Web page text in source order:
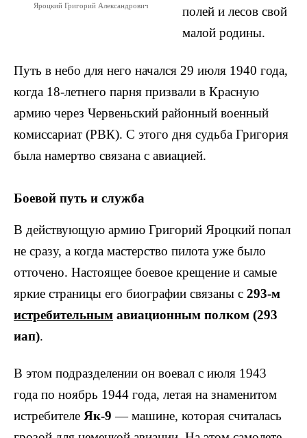
Яроцкий Григорий Александрович
полей и лесов свой
малой родины.
Путь в небо для него начался 29 июля 1940 года,
когда 18-летнего парня призвали в Красную
армию через Червеньский районный военный
комиссариат (РВК). С этого дня судьба Григория
была намертво связана с авиацией.
Боевой путь и служба
В действующую армию Григорий Яроцкий попал
не сразу, а когда мастерство пилота уже было
отточено. Настоящее боевое крещение и самые
яркие страницы его биографии связаны с 293-м
истребительным авиационным полком (293
иап).
В этом подразделении он воевал с июля 1943
года по ноябрь 1944 года, летая на знаменитом
истребителе Як-9 — машине, которая считалась